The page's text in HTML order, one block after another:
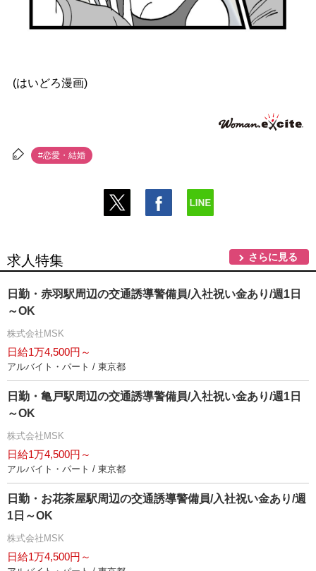
(はいどろ漫画)
#恋愛・結婚
求人特集 さらに見る
日勤・赤羽駅周辺の交通誘導警備員/入社祝い金あり/週1日
～OK
株式会社MSK
日給1万4,500円～
アルバイト・パート / 東京都
日勤・亀戸駅周辺の交通誘導警備員/入社祝い金あり/週1日
～OK
株式会社MSK
日給1万4,500円～
アルバイト・パート / 東京都
日勤・お花茶屋駅周辺の交通誘導警備員/入社祝い金あり/週
1日～OK
株式会社MSK
日給1万4,500円～